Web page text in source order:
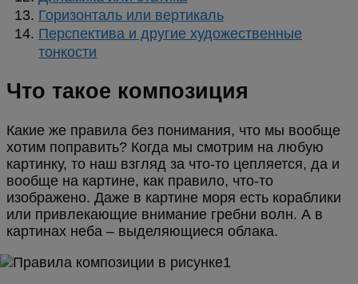
Горизонталь или вертикаль
Перспектива и другие художественные
тонкости
Что такое композиция
Какие же правила без понимания, что мы вообще
хотим поправить? Когда мы смотрим на любую
картинку, то наш взгляд за что-то цепляется, да и
вообще на картине, как правило, что-то
изображено. Даже в картине моря есть кораблики
или привлекающие внимание гребни волн. А в
картинах неба – выделяющиеся облака.